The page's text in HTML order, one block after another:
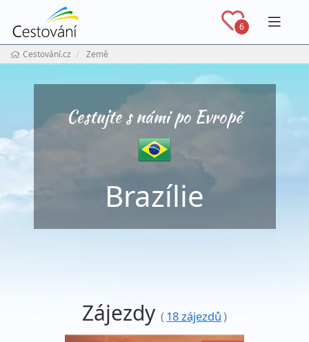
6
Cestování.cz Země
Cestujte s námi po Evropě
Brazílie
Zájezdy (18 zájezdů)